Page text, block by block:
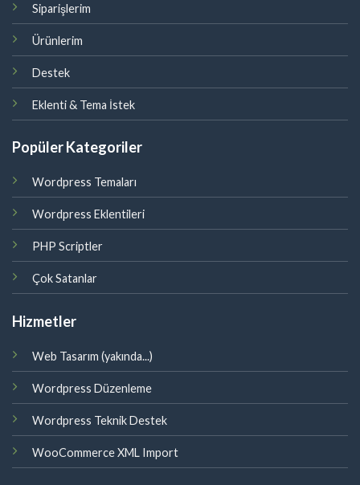
Siparişlerim
Ürünlerim
Destek
Eklenti & Tema İstek
Popüler Kategoriler
Wordpress Temaları
Wordpress Eklentileri
PHP Scriptler
Çok Satanlar
Hizmetler
Web Tasarım (yakında...)
Wordpress Düzenleme
Wordpress Teknik Destek
WooCommerce XML Import